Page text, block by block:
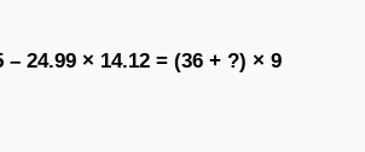
– 24.99 × 14.12 = (36 + ?) × 9